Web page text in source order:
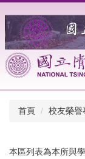
到
主
要
內
容
首頁 校友榮譽
本區列表為本所與